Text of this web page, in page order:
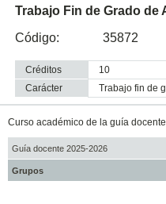
Trabajo Fin de Grado de
Código:
35872
Créditos
10
Carácter
trabajo fin de
Curso académico de la guía
Guía docente 2025-2026
Grupos